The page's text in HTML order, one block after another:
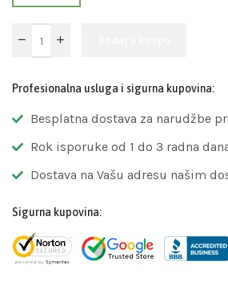
Profesionalna usluga i sigurna kupovina:
Besplatna dostava za narudžbe
Rok isporuke od 1 do 3 radna
Dostava na Vašu adresu našim
Sigurna kupovina: